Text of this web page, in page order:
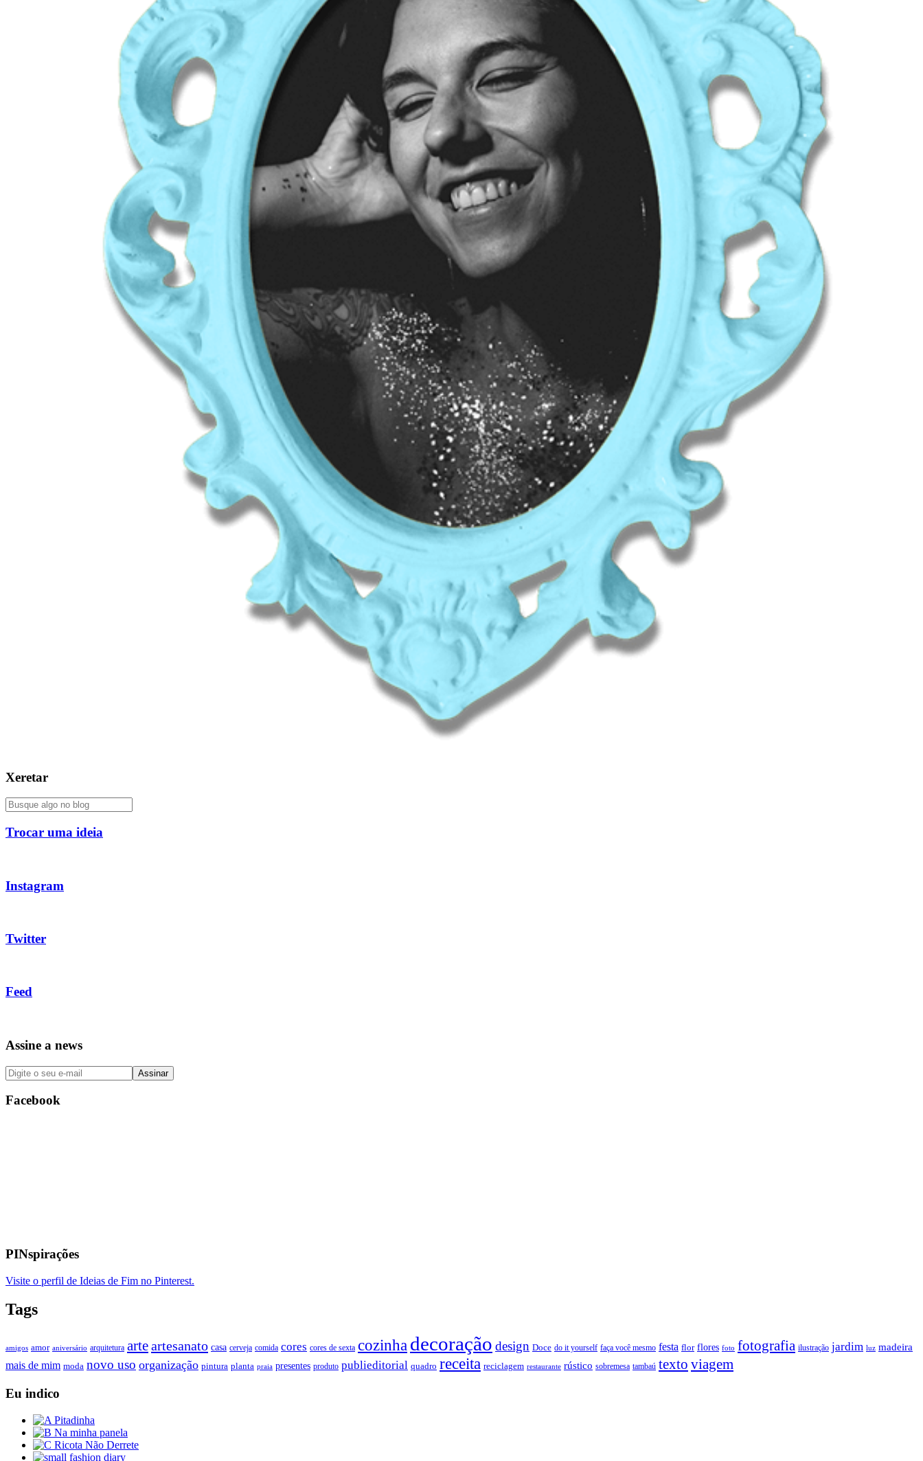
Xeretar
Trocar uma ideia
Instagram
Twitter
Feed
Assine a news
Facebook
PINspirações
Visite o perfil de Ideias de Fim no Pinterest.
Tags
amigos amor aniversário arquitetura arteartesanato casa cerveja comida cores cores de sexta cozinhadecoração design Doce do it yourself faça você mesmo festa flor flores foto fotografia ilustração jardim luz madeira
mais de mim moda novo uso organização pintura planta praia presentes produto publieditorial quadro receita reciclagem restaurante rústico sobremesa tambaú texto viagem
Eu indico